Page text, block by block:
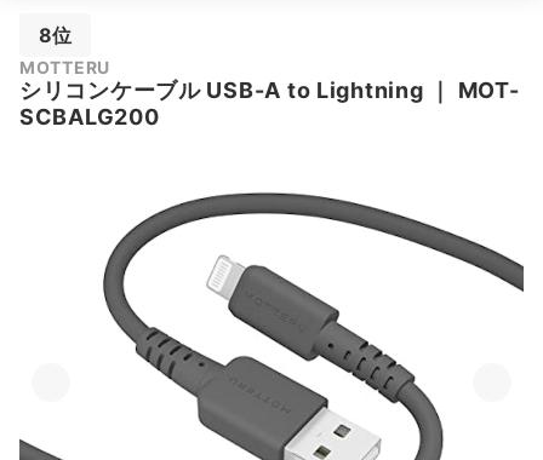
8位
MOTTERU
シリコンケーブル USB-A to Lightning
MOT-
SCBALG200